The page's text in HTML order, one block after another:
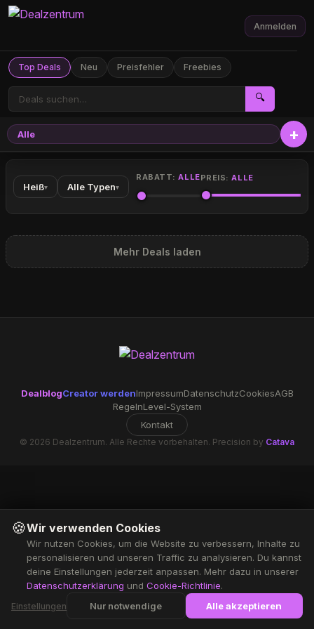
Top Deals Neu Preisfehler Freebies
🔍
Anmelden
Alle
Heiß▾ Alle Typen▾
RABATT:ALLEPREIS:ALLE
Mehr Deals laden
DealblogCreator werdenImpressumDatenschutzCookiesAGB
RegelnLevel-System
Kontakt
© 2026 Dealzentrum. Alle Rechte vorbehalten. Precision by Catava
🍪Wir verwenden Cookies
Wir nutzen Cookies, um die Website zu verbessern, Inhalte zu
personalisieren und unseren Traffic zu analysieren. Du kannst
deine Einstellungen jederzeit anpassen. Mehr dazu in unserer
Datenschutzerklärung und Cookie-Richtlinie.
Einstellungen Nur notwendige Alle akzeptieren